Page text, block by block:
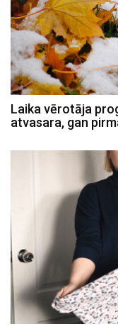
Laika vērotāja
atvasara, gan